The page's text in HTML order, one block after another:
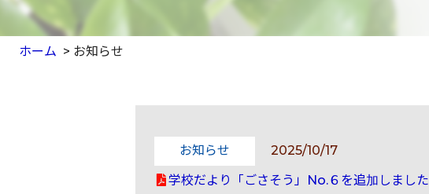
ホーム お知らせ
お知らせ
2025/10/17
学校だより「ごさそう」No.６を追加しました